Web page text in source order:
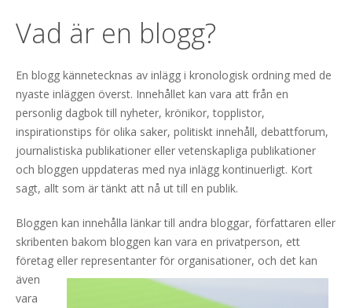
Vad är en blogg?
En blogg kännetecknas av inlägg i kronologisk ordning med de
nyaste inläggen överst. Innehållet kan vara att från en
personlig dagbok till nyheter, krönikor, topplistor,
inspirationstips för olika saker, politiskt innehåll, debattforum,
journalistiska publikationer eller vetenskapliga publikationer
och bloggen uppdateras med nya inlägg kontinuerligt. Kort
sagt, allt som är tänkt att nå ut till en publik.
Bloggen kan innehålla länkar till andra bloggar, författaren eller
skribenten bakom bloggen kan vara en privatperson, ett
företag eller representanter för organisationer, och det kan
även
vara